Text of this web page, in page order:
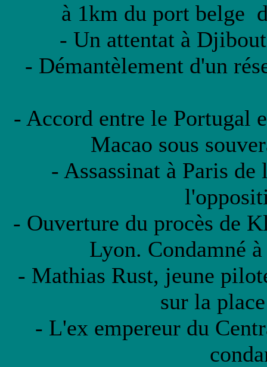
à 1km du port belge
- Un attentat à
- Démantèlement d'un
- Accord entre le Portugal
Macao sous
- Assassinat à Paris
- Ouverture du procès de
Lyon. Condamné
- Mathias Rust, jeune
sur la
- L'ex empereur du